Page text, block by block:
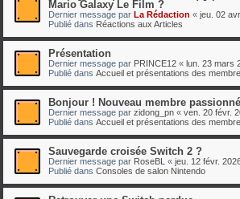
Mario Galaxy Le Film ?
Dernier message par La Rédaction « jeu. 02
Publié dans Réactions aux Articles
Présentation
Dernier message par PRINCE12 « lun. 23 mars
Publié dans Accueil et présentations des
Bonjour ! Nouveau membre
Dernier message par zidong_pn « ven. 20 févr.
Publié dans Accueil et présentations des
Sauvegarde croisée Switch 2 ?
Dernier message par RoseBL « jeu. 12 févr.
Publié dans Consoles de salon Nintendo